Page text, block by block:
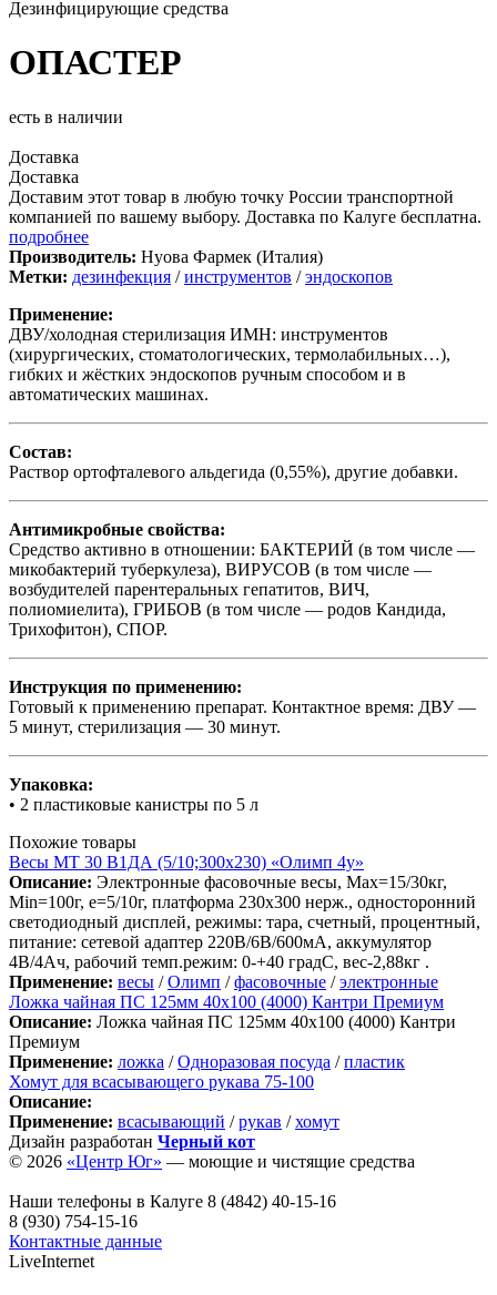
Дезинфицирующие средства
ОПАСТЕР
есть в наличии
Доставка
Доставка
Доставим этот товар в любую точку России транспортной
компанией по вашему выбору. Доставка по Калуге бесплатна.
подробнее
Производитель: Нуова Фармек (Италия)
Метки: дезинфекция /инструментов /эндоскопов
Применение:
ДВУ/холодная стерилизация ИМН: инструментов
(хирургических, стоматологических, термолабильных…),
гибких и жёстких эндоскопов ручным способом и в
автоматических машинах.
Состав:
Раствор ортофталевого альдегида (0,55%), другие добавки.
Антимикробные свойства:
Средство активно в отношении: БАКТЕРИЙ (в том числе —
микобактерий туберкулеза), ВИРУСОВ (в том числе —
возбудителей парентеральных гепатитов, ВИЧ,
полиомиелита), ГРИБОВ (в том числе — родов Кандида,
Трихофитон), СПОР.
Инструкция по применению:
Готовый к применению препарат. Контактное время: ДВУ —
5 минут, стерилизация — 30 минут.
Упаковка:
• 2 пластиковые канистры по 5 л
Похожие товары
Весы МТ 30 В1ДА (5/10;300х230) «Олимп 4у»
Описание: Электронные фасовочные весы, Max=15/30кг,
Min=100г, e=5/10г, платформа 230х300 нерж., односторонний
светодиодный дисплей, режимы: тара, счетный, процентный,
питание: сетевой адаптер 220В/6В/600мА, аккумулятор
4В/4Ач, рабочий темп.режим: 0-+40 градС, вес-2,88кг .
Применение: весы /Олимп /фасовочные /электронные
Ложка чайная ПС 125мм 40х100 (4000) Кантри Премиум
Описание: Ложка чайная ПС 125мм 40х100 (4000) Кантри
Премиум
Применение: ложка /Одноразовая посуда /пластик
Хомут для всасывающего рукава 75-100
Описание:
Применение: всасывающий /рукав /хомут
Дизайн разработан Черный кот
© 2026 «Центр Юг» — моющие и чистящие средства
Наши телефоны в Калуге 8 (4842) 40-15-16
8 (930) 754-15-16
Контактные данные
LiveInternet